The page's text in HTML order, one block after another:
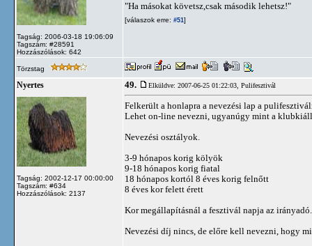
Tagság: 2006-03-18 19:06:09
Tagszám: #28591
Hozzászólások: 642
"Ha másokat követsz,csak második lehetsz!"
[válaszok erre: #51]
Törzstag
Nyertes
Tagság: 2002-12-17 00:00:00
Tagszám: #634
Hozzászólások: 2137
49. Elküldve: 2007-06-25 01:22:03, Pulifesztivál
Felkerült a honlapra a nevezési lap a
Lehet on-line nevezni, ugyanúgy mint a
Nevezési osztályok.
3-9 hónapos korig kölyök
9-18 hónapos korig fiatal
18 hónapos kortól 8 éves korig felnőtt
8 éves kor felett érett
Kor megállapításnál a fesztivál napja az irányadó.
Nevezési díj nincs, de előre kell nevezni, hogy